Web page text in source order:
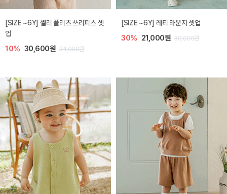
[SIZE ~6Y] 셸리 플리츠 쓰리피스 셋
업
10% 30,600원 34,000원
[SIZE ~6Y] 레티 라운지 셋업
30% 21,000원 30,000원